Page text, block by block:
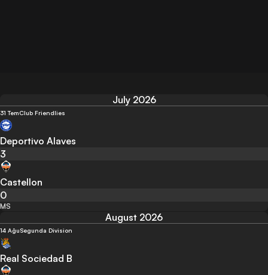
July 2026
31 TemClub Friendlies
Deportivo Alaves
3
Castellon
0
MS
August 2026
14 AğuSegunda Division
Real Sociedad B